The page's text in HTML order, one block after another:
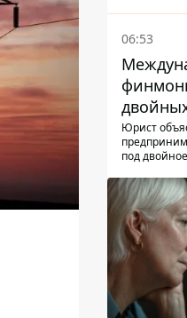
06:53
Юрист
под